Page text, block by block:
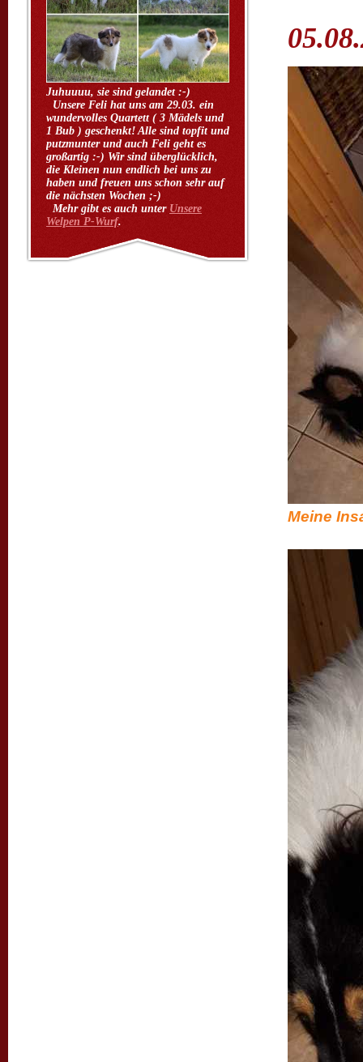
Juhuuuu, sie sind gelandet :-)
Unsere Feli hat uns am 29.03. ein
wundervolles Quartett ( 3 Mädels und
1 Bub ) geschenkt! Alle sind topfit und
putzmunter und auch Feli geht es
großartig :-) Wir sind überglücklich,
die Kleinen nun endlich bei uns zu
haben und freuen uns schon sehr auf
die nächsten Wochen ;-)
Mehr gibt es auch unter Unsere
Welpen P-Wurf.
Meine